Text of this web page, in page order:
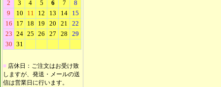
■ 店休日：ご注文はお受け致
しますが、発送・メールの送
信は営業日に行います。